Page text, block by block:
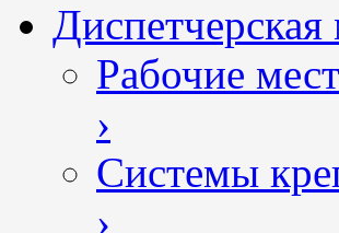
Диспетчерская
Рабочие
›
Системы
›